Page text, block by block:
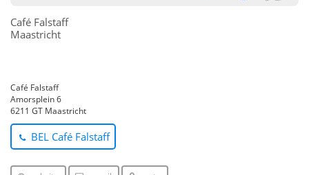
Café Falstaff
Maastricht
Café Falstaff
Amorsplein 6
6211 GT Maastricht
BEL Café Falstaff